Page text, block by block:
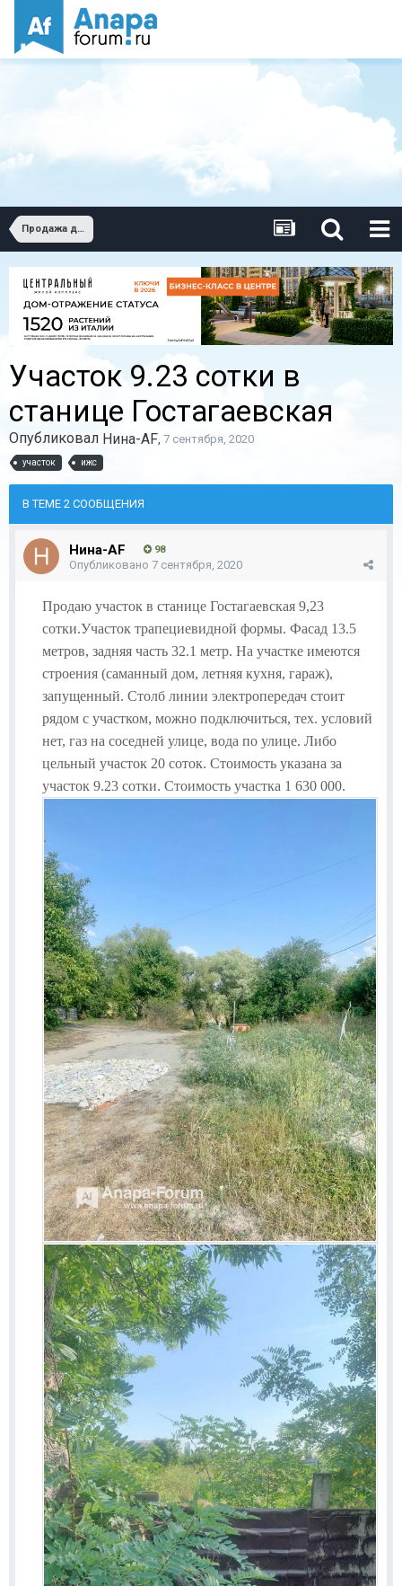
Продажа домов и земельных участков
Участок 9.23 сотки в
станице Гостагаевская
Опубликовал Нина-AF, 7 сентября, 2020
участок ижс
В ТЕМЕ 2 СООБЩЕНИЯ
Нина-AF 98
Опубликовано 7 сентября, 2020
Продаю участок в станице Гостагаевская 9,23
сотки.Участок трапециевидной формы. Фасад 13.5
метров, задняя часть 32.1 метр. На участке имеются
строения (саманный дом, летняя кухня, гараж),
запущенный. Столб линии электропередач стоит
рядом с участком, можно подключиться, тех. условий
нет, газ на соседней улице, вода по улице. Либо
цельный участок 20 соток. Стоимость указана за
участок 9.23 сотки. Стоимость участка 1 630 000.